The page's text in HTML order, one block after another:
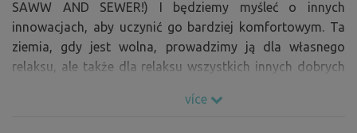
SAWW AND SEWER!) I będziemy myśleć o innych
innowacjach, aby uczynić go bardziej komfortowym. Ta
ziemia, gdy jest wolna, prowadzimy ją dla własnego
relaksu, ale także dla relaksu wszystkich innych dobrych
více